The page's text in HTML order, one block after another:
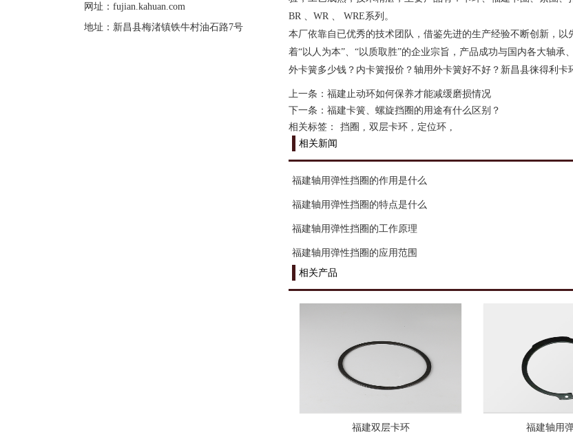
网址： fujian.kahuan.com
地址：新昌县梅渚镇铁牛村油石路7号
BR 、WR 、 WRE系列。
本厂依靠自已优秀的技术团队，借鉴先进的生产经验不断创新，
着“以人为本”、“以质取胜”的企业宗旨，产品成功与国内各大轴承
外卡簧多少钱？内卡簧报价？轴用外卡簧好不好？新昌县徕得利
上一条： 福建止动环如何保养才能减缓磨损情况
下一条： 福建卡簧、螺旋挡圈的用途有什么区别？
相关标签：
挡圈 , 双层卡环 , 定位环 ,
相关新闻
福建轴用弹性挡圈的作用是什么
福建轴用弹性挡圈的特点是什么
福建轴用弹性挡圈的工作原理
福建轴用弹性挡圈的应用范围
相关产品
福建双层卡环 福建轴用